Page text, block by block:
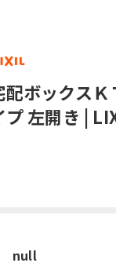
配ボックス
プ 左開き |
null